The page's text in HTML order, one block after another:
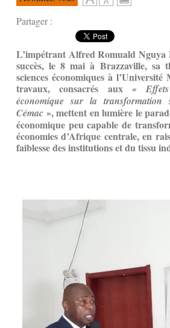
Partager :
L’impétrant Alfred Romuald Nguya
succès, le 8 mai à Brazzaville, sa
sciences économiques à
travaux, consacrés aux «
économique sur la transformation
Cémac », mettent en lumière le
économique peu capable de
économies d’Afrique centrale, en
faiblesse des institutions et du tissu